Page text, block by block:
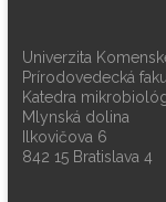
Univerzita
Prírodovedecká
Katedra
Mlynská dolina
Ilkovičova 6
842 15 Bratislava 4